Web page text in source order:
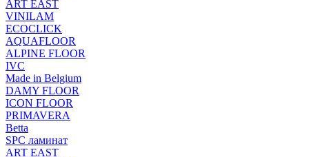
ART EAST
VINILAM
ECOCLICK
AQUAFLOOR
ALPINE FLOOR
IVC
Made in Belgium
DAMY FLOOR
ICON FLOOR
PRIMAVERA
Betta
SPC ламинат
ART EAST